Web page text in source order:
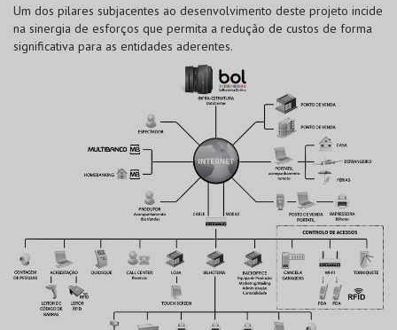
Um dos pilares subjacentes ao desenvolvimento deste projeto incide
na sinergia de esforços que permita a redução de custos de forma
significativa para as entidades aderentes.